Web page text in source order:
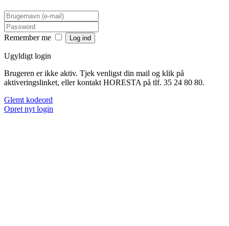
Remember me
Ugyldigt login
Brugeren er ikke aktiv. Tjek venligst din mail og klik på
aktiveringslinket, eller kontakt HORESTA på tlf. 35 24 80 80.
Glemt kodeord
Opret nyt login